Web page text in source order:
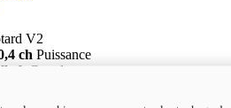
V2
ch Puissance
ft
Couple